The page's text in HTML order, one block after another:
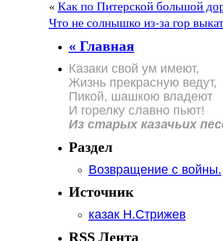
«Как по Питерской большой
Что не солнышко из-за гор
« Главная
Казаки свой ум имеют,
Жизнь прекрасную ведут,
Пикой, шашкою владеют
И горелку славно пьют!
Из старых казачьих
Раздел
Возвращение с войны.
Источник
казак Н.Стрижев
RSS Лента